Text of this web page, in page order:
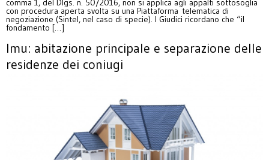
comma 1, del Dlgs. n. 50/2016, non si applica agli appalti sottosoglia
con procedura aperta svolta su una Piattaforma telematica di
negoziazione (Sintel, nel caso di specie). I Giudici ricordano che “il
fondamento […]
Imu: abitazione principale e separazione delle
residenze dei coniugi